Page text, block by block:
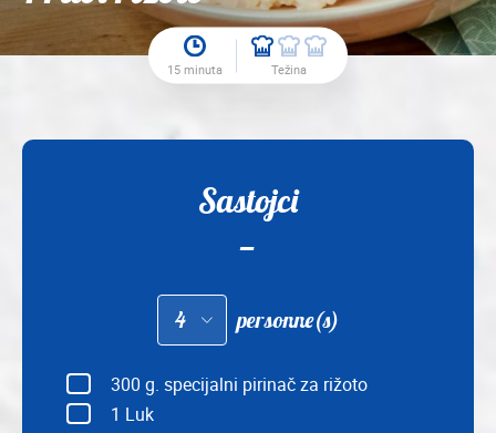
15 minuta Težina
Sastojci
Adapter
quantités
pour
personne(s)
300 g. specijalni pirinač za rižoto
1 Luk